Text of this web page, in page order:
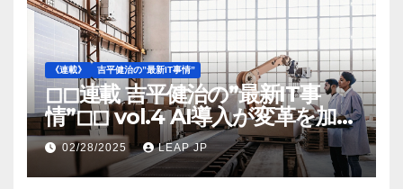
《連載》 吉平健治の”最新IT事情”
◻︎◻︎連載 吉平健治の”最新IT事
情”◻︎◻︎ vol.4 AI導入が変革を加速
する米国製造業の最前線
02/28/2025 LEAP JP